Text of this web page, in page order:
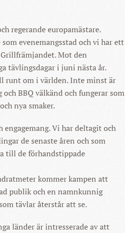
regerande europamästare.
evenemangsstad och vi har ett
Mot den
tävlingsdagar i juni nästa år.
runt om i världen. Inte minst är
BBQ välkänd och fungerar som
nya smaker.
engagemang. Vi har deltagit och
de senaste åren och som
till de förhandstippade
kommer kampen att
publik och en namnkunnig
tävlar återstår att se.
länder är intresserade av att